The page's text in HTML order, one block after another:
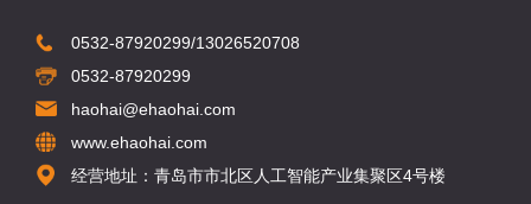
0532-87920299/13026520708
0532-87920299
haohai@ehaohai.com
www.ehaohai.com
经营地址：青岛市市北区人工智能产业集聚区4号楼